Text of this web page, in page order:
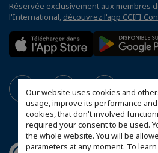
Our website uses cookies and
usage, improve its performance
cookies, that don't involved
required your consent to be used.
the whole website. You will be
parameters at any moment. To
Réservée exclusivement aux membres
l'International, découvrez l'app CCIFI